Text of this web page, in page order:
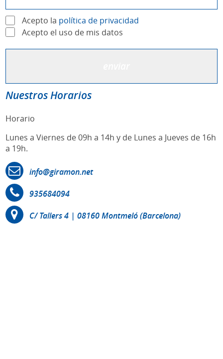
Acepto la política de privacidad
Acepto el uso de mis datos
Nuestros Horarios
Horario
Lunes a Viernes de 09h a 14h y de Lunes a Jueves de 16h
a 19h.
info@giramon.net
935684094
C/ Tallers 4 | 08160 Montmeló (Barcelona)